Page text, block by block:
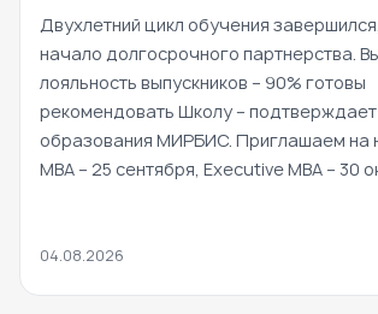
Двухлетний цикл обучения
начало долгосрочного партнерства.
лояльность выпускников – 90% готовы
рекомендовать Школу – подтверждает
образования МИРБИС. Приглашаем на
MBA – 25 сентября, Executive MBA – 30
04.08.2026